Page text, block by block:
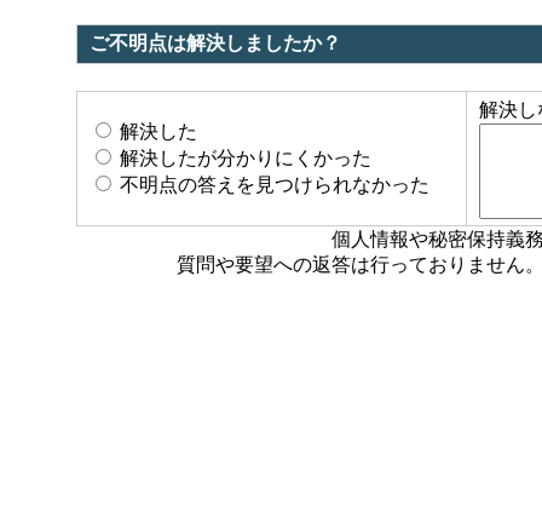
ご不明点は解決しましたか？
解決した
解決したが分かりにくかった
不明点の答えを見つけられなかった
解決し
個人情報や秘密保持義
質問や要望への返答は行っておりません